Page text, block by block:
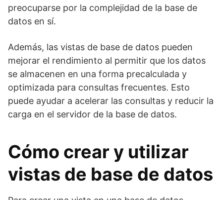
preocuparse por la complejidad de la base de
datos en sí.
Además, las vistas de base de datos pueden
mejorar el rendimiento al permitir que los datos
se almacenen en una forma precalculada y
optimizada para consultas frecuentes. Esto
puede ayudar a acelerar las consultas y reducir la
carga en el servidor de la base de datos.
Cómo crear y utilizar
vistas de base de datos